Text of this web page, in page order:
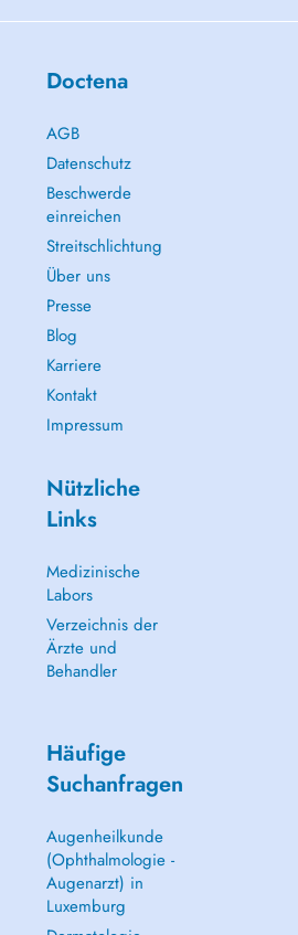
Doctena
AGB
Datenschutz
Beschwerde
einreichen
Streitschlichtung
Über uns
Presse
Blog
Karriere
Kontakt
Impressum
Nützliche
Links
Medizinische
Labors
Verzeichnis der
Ärzte und
Behandler
Häufige
Suchanfragen
Augenheilkunde
(Ophthalmologie -
Augenarzt) in
Luxemburg